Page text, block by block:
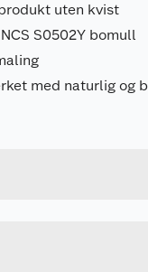
uten kvist
S0502Y bomull
med naturlig